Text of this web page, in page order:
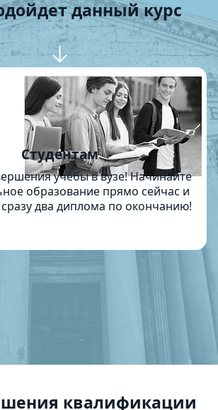
данный курс
Студентам
учёбы в вузе! Начинайте
образование прямо сейчас и
два диплома по окончанию!
квалификации